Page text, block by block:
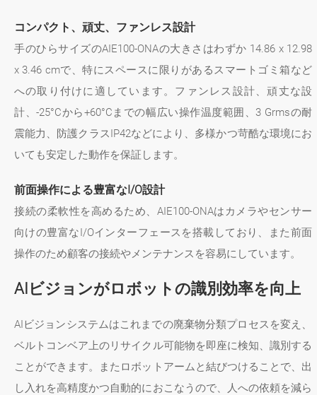
コンパクト、頑丈、ファンレス設計
手のひらサイズのAIE100-ONAの大きさはわずか 14.86 x 12.98
x 3.46 cmで、特にスペースに限りがあるスマートゴミ箱など
への取り付けに適しています。ファンレス設計、頑丈な設
計、-25°Cから+60°Cまでの幅広い操作温度範囲、3 Grmsの耐
震能力、防護クラスIP42などにより、多様かつ苛酷な環境にお
いても安定した動作を保証します。
前面操作による豊富なI/O設計
接続の柔軟性を高めるため、AIE100-ONAはカメラやセンサー
向けの豊富なI/Oインターフェースを搭載しており、また前面
操作のため顧客の接続やメンテナンスを容易にしています。
AIビジョンがロボットの識別効率を向上
AIビジョンシステムはこれまでの廃棄物分類プロセスを変え、
ベルトコンベア上のリサイクル可能物を即座に検知、識別する
ことができます。またロボットアームと結びつけることで、出
し入れを高精度かつ自動的におこなうので、人への依頼を減ら